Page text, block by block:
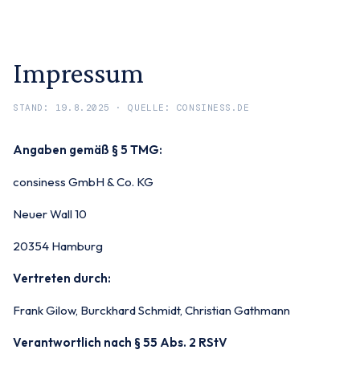
Impressum
STAND: 19.8.2025 · QUELLE: CONSINESS.DE
Angaben gemäß § 5 TMG:
consiness GmbH & Co. KG
Neuer Wall 10
20354 Hamburg
Vertreten durch:
Frank Gilow, Burckhard Schmidt, Christian Gathmann
Verantwortlich nach § 55 Abs. 2 RStV